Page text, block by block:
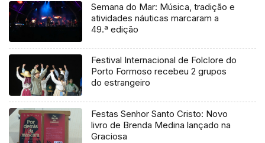
Semana do Mar: Música, tradição e
atividades náuticas marcaram a
49.ª edição
Festival Internacional de Folclore do
Porto Formoso recebeu 2 grupos
do estrangeiro
Festas Senhor Santo Cristo: Novo
livro de Brenda Medina lançado na
Graciosa